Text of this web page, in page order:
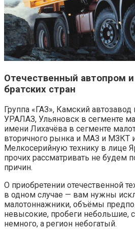
Отечественный автопром
братских стран
Группа «ГАЗ», Камский
УРАЛАЗ, Ульяновск в сегменте
имени Лихачёва в сегменте
вторичного рынка и МАЗ и МЗКТ
Мелкосерийную технику в лице
прочих рассматривать не будем
причин.
О приобретении отечественной
в одном случае — вам нужны
малотоннажники, объёмы
невысокие, пробеги небольшие,
немного, а регион небогатый.